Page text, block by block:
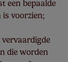
een bepaalde
voorzien;
vervaardigde
die worden